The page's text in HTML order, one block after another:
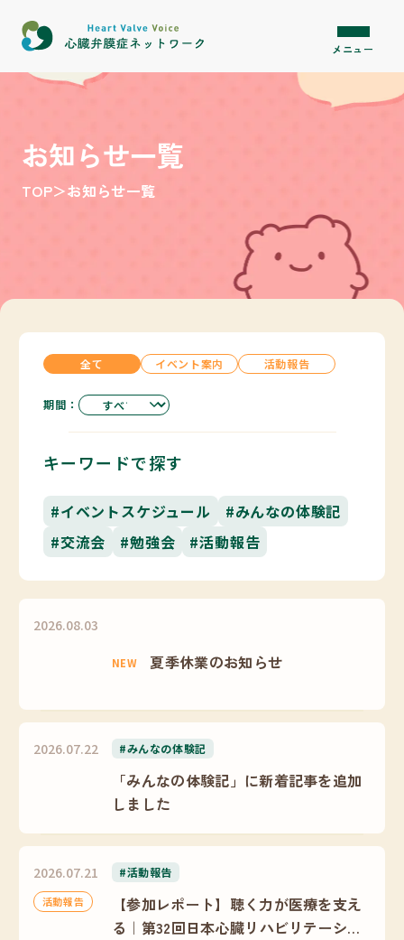
メニュー
お知らせ一覧
TOP＞お知らせ一覧
全て イベント案内 活動報告
期間：
キーワードで探す
#イベントスケジュール
#みんなの体験記
#交流会
#勉強会 #活動報告
2026.08.03
NEW 夏季休業のお知らせ
2026.07.22
「みんなの体験記」に新着記事を追加
しました
#みんなの体験記
2026.07.21
活動報告
【参加レポート】聴く力が医療を支え
る｜第32回日本心臓リハビリテーショ
#活動報告